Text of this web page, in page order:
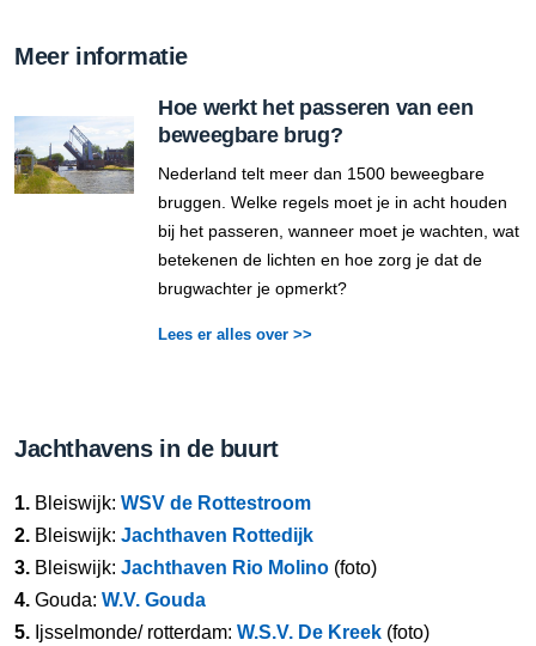
Meer informatie
Hoe werkt het passeren van een
beweegbare brug?
Nederland telt meer dan 1500 beweegbare
bruggen. Welke regels moet je in acht houden
bij het passeren, wanneer moet je wachten, wat
betekenen de lichten en hoe zorg je dat de
brugwachter je opmerkt?
Lees er alles over >>
Jachthavens in de buurt
1. Bleiswijk: WSV de Rottestroom
2. Bleiswijk: Jachthaven Rottedijk
3. Bleiswijk: Jachthaven Rio Molino (foto)
4. Gouda: W.V. Gouda
5. Ijsselmonde/ rotterdam: W.S.V. De Kreek (foto)